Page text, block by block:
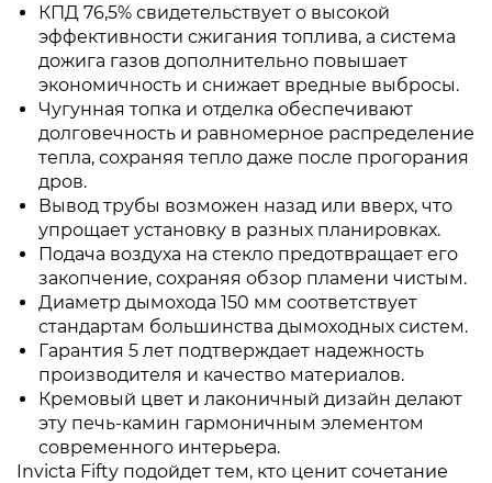
КПД 76,5% свидетельствует о высокой
эффективности сжигания топлива, а система
дожига газов дополнительно повышает
экономичность и снижает вредные выбросы.
Чугунная топка и отделка обеспечивают
долговечность и равномерное распределение
тепла, сохраняя тепло даже после прогорания
дров.
Вывод трубы возможен назад или вверх, что
упрощает установку в разных планировках.
Подача воздуха на стекло предотвращает его
закопчение, сохраняя обзор пламени чистым.
Диаметр дымохода 150 мм соответствует
стандартам большинства дымоходных систем.
Гарантия 5 лет подтверждает надежность
производителя и качество материалов.
Кремовый цвет и лаконичный дизайн делают
эту печь-камин гармоничным элементом
современного интерьера.
Invicta Fifty подойдет тем, кто ценит сочетание